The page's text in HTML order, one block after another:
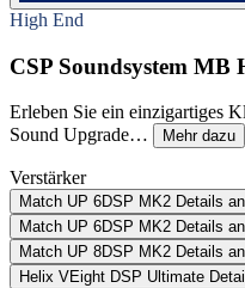
High End
CSP Soundsystem MB
Erleben Sie ein einzigartiges
Sound Upgrade…
Mehr dazu
Verstärker
Match UP 6DSP MK2 Details
Match UP 6DSP MK2 Details
Match UP 8DSP MK2 Details
Helix VEight DSP Ultimate